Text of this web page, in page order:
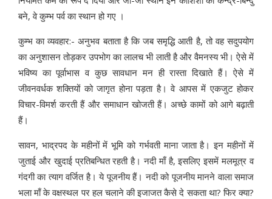
बने, वे कुम्भ पर्व का स्थान हो गए ।
कुम्भ का व्यवहार:- अनुभव बताता है कि जब समृद्धि आती है, तो वह सदुपयोग
का अनुशासन तोड़कर उपभोग का लालच भी लाती है और वैमनस्य भी। ऐसे में
भविष्य का पूर्वाभास व कुछ सावधान मन ही रास्ता दिखाते हैं। ऐसे में
जीवनवर्धक शक्तियों को जागृत होना पड़ता है। वे आपस में एकजुट होकर
विचार-विमर्श करती हैं और समाधान खोजती हैं। अच्छे कामों को आगे बढ़ाती
हैं।
सावन, भाद्रपद के महीनों में भूमि को गर्भवती माना जाता है। इन महीनों में
जुताई और खुदाई प्रतिबन्धित रहती है। नदी माँ है, इसलिए इसमें मलमूत्र व
गंदगी का त्याग वर्जित है। ये पूजनीय हैं। नदी को पूजनीय मानने वाला समाज
भला माँ के वक्षस्थल पर हल चलाने की इजाजत कैसे दे सकता था? फिर क्या?